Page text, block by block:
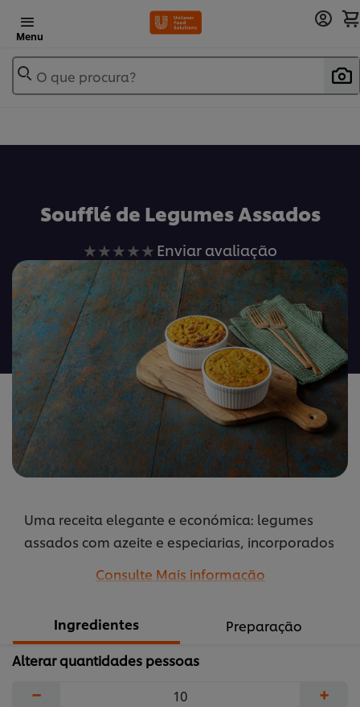
Menu
O que procura?
Soufflé de Legumes Assados
Nenhuma
avaliação
enviada
para
este
recipe
Enviar avaliação
Uma receita elegante e económica: legumes
assados com azeite e especiarias, incorporados
Maizena Express Fix para uma textura perfeita.
Consulte Mais informação
Ingredientes
Preparação
Alterar quantidades pessoas
− +